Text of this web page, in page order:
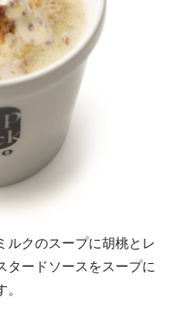
ルクのスープに胡桃とレ
タードソースをスープに